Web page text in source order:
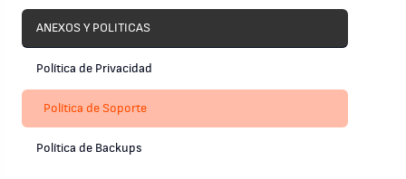
ANEXOS Y POLITICAS
Política de Privacidad
Política de Soporte
Política de Backups